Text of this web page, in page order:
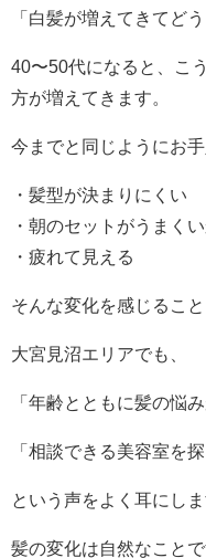
「白髪が増えてきてど
40〜50代になると、こ
方が増えてきます。
今までと同じようにお
・髪型が決まりにくい
・朝のセットがうまく
・疲れて見える
そんな変化を感じるこ
大宮見沼エリアでも、
「年齢とともに髪の悩
「相談できる美容室を
という声をよく耳にしま
髪の変化は自然なことで